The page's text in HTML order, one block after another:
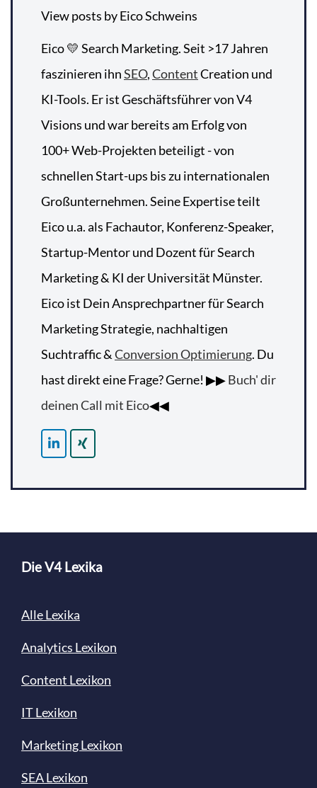
View posts by Eico Schweins
Eico 💛 Search Marketing. Seit >17 Jahren
faszinieren ihnSEO,ContentCreation und
KI-Tools. Er ist Geschäftsführer von V4
Visions und war bereits am Erfolg von
100+ Web-Projekten beteiligt - von
schnellen Start-ups bis zu internationalen
Großunternehmen. Seine Expertise teilt
Eico u.a. als Fachautor, Konferenz-Speaker,
Startup-Mentor und Dozent für Search
Marketing & KI der Universität Münster.
Eico ist Dein Ansprechpartner für Search
Marketing Strategie, nachhaltigen
Suchtraffic &Conversion Optimierung. Du
hast direkt eine Frage? Gerne! ▶▶Buch' dir
deinen Call mit Eico◀◀
Die V4 Lexika
Alle Lexika
Analytics Lexikon
Content Lexikon
IT Lexikon
Marketing Lexikon
SEA Lexikon